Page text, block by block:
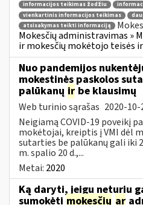
informacijos teikimas žodžiu
vienkartinis informacijos teikimas
atsisakymas teikti informaciją
Mokesčių administravimas »
ir mokesčių mokėtojo teisės
Nuo pandemijos
mokestinės paskolos
palūkanų ir be klausimų
Web turinio sąrašas 2020-10-
Neigiamą COVID-19 poveikį
mokėtojai, kreiptis į VMI dėl
sutarties be palūkanų gali iki
m. spalio 20 d.,...
Metai: 2020
Ką daryti, jeigu neturiu
sumokėti mokesčių ar